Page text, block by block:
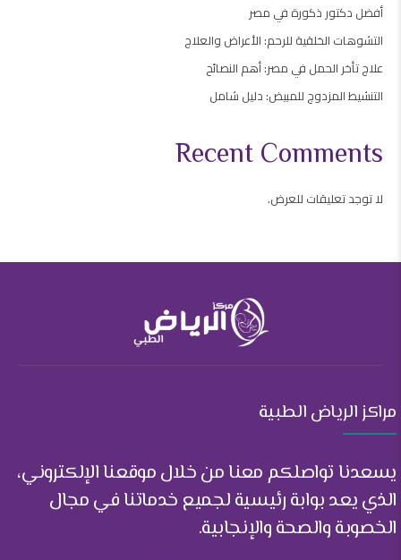
أفضل دكتور ذكورة في مصر
التشوهات الخلقية للرحم: الأعراض والعلاج
علاج تأخر الحمل في مصر: أهم النصائح
التنشيط المزدوج للمبيض: دليل شامل
Recent Comments
لا توجد تعليقات للعرض.
مراكز الرياض الطبية
يسعدنا تواصلكم معنا من خلال موقعنا الإلكتروني،
الذي يعد بوابة رئيسية لجميع خدماتنا في مجال
الخصوبة والصحة والإنجابية.